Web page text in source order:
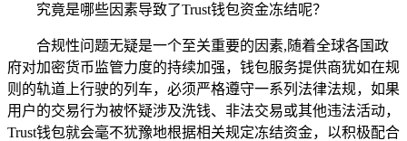
究竟是哪些因素导致了Trust钱包资金冻结呢？
合规性问题无疑是一个至关重要的因素,随着全球各国政
府对加密货币监管力度的持续加强，钱包服务提供商犹如在规
则的轨道上行驶的列车，必须严格遵守一系列法律法规，如果
用户的交易行为被怀疑涉及洗钱、非法交易或其他违法活动，
Trust钱包就会毫不犹豫地根据相关规定冻结资金，以积极配合